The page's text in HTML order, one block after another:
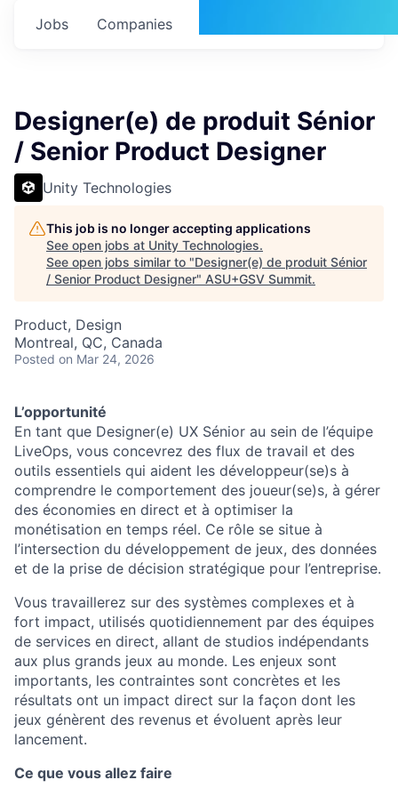
Jobs Companies
Designer(e) de produit Sénior
/ Senior Product Designer
Unity Technologies
This job is no longer accepting applications
See open jobs at Unity Technologies.
See open jobs similar to "Designer(e) de produit Sénior
/ Senior Product Designer" ASU+GSV Summit.
Product, Design
Montreal, QC, Canada
Posted on Mar 24, 2026
L’opportunité
En tant que Designer(e) UX Sénior au sein de l’équipe
LiveOps, vous concevrez des flux de travail et des
outils essentiels qui aident les développeur(se)s à
comprendre le comportement des joueur(se)s, à gérer
des économies en direct et à optimiser la
monétisation en temps réel. Ce rôle se situe à
l’intersection du développement de jeux, des données
et de la prise de décision stratégique pour l’entreprise.
Vous travaillerez sur des systèmes complexes et à
fort impact, utilisés quotidiennement par des équipes
de services en direct, allant de studios indépendants
aux plus grands jeux au monde. Les enjeux sont
importants, les contraintes sont concrètes et les
résultats ont un impact direct sur la façon dont les
jeux génèrent des revenus et évoluent après leur
lancement.
Ce que vous allez faire